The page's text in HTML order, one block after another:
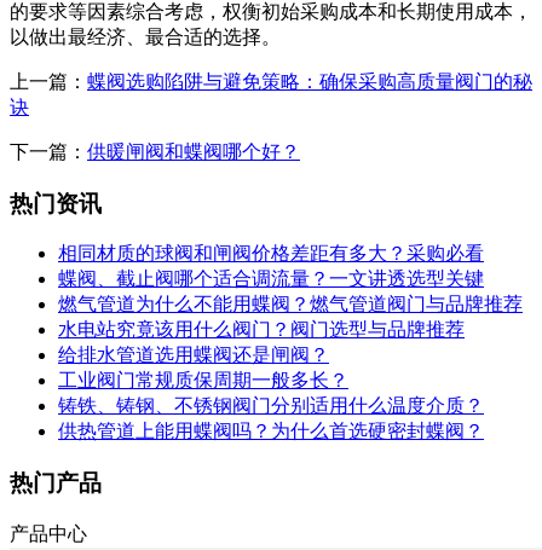
的要求等因素综合考虑，权衡初始采购成本和长期使用成本，
以做出最经济、最合适的选择。
上一篇： 蝶阀选购陷阱与避免策略：确保采购高质量阀门的秘
诀
下一篇： 供暖闸阀和蝶阀哪个好？
热门资讯
相同材质的球阀和闸阀价格差距有多大？采购必看
蝶阀、截止阀哪个适合调流量？一文讲透选型关键
燃气管道为什么不能用蝶阀？燃气管道阀门与品牌推荐
水电站究竟该用什么阀门？阀门选型与品牌推荐
给排水管道选用蝶阀还是闸阀？
工业阀门常规质保周期一般多长？
铸铁、铸钢、不锈钢阀门分别适用什么温度介质？
供热管道上能用蝶阀吗？为什么首选硬密封蝶阀？
热门产品
产品中心